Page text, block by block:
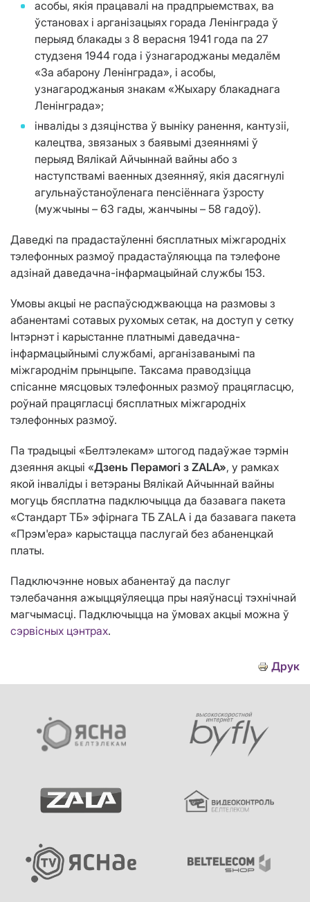
асобы, якія працавалі на прадпрыемствах, ва
ўстановах і арганізацыях горада Ленінграда ў
перыяд блакады з 8 верасня 1941 года па 27
студзеня 1944 года і ўзнагароджаны медалём
«За абарону Ленінграда», і асобы,
узнагароджаныя знакам «Жыхару блакаднага
Ленінграда»;
інваліды з дзяцінства ў выніку ранення, кантузіі,
калецтва, звязаных з баявымі дзеяннямі ў
перыяд Вялікай Айчыннай вайны або з
наступствамі ваенных дзеянняў, якія дасягнулі
агульнаўстаноўленага пенсіённага ўзросту
(мужчыны – 63 гады, жанчыны – 58 гадоў).
Даведкі па прадастаўленні бясплатных міжгародніх
тэлефонных размоў прадастаўляюцца па тэлефоне
адзінай даведачна-інфармацыйнай службы 153.
Умовы акцыі не распаўсюджваюцца на размовы з
абанентамі сотавых рухомых сетак, на доступ у сетку
Інтэрнэт і карыстанне платнымі даведачна-
інфармацыйнымі службамі, арганізаванымі па
міжгароднім прынцыпе. Таксама праводзіцца
спісанне мясцовых тэлефонных размоў працягласцю,
роўнай працягласці бясплатных міжгародніх
тэлефонных размоў.
Па традыцыі «Белтэлекам» штогод падаўжае тэрмін
дзеяння акцыі «Дзень Перамогі з ZALA», у рамках
якой інваліды і ветэраны Вялікай Айчыннай вайны
могуць бясплатна падключыцца да базавага пакета
«Стандарт ТБ» эфірнага ТБ ZALA і да базавага пакета
«Прэм'ера» карыстацца паслугай без абаненцкай
платы.
Падключэнне новых абанентаў да паслуг
тэлебачання ажыццяўляецца пры наяўнасці тэхнічнай
магчымасці. Падключыцца на ўмовах акцыі можна ў
сэрвісных цэнтрах.
Друк